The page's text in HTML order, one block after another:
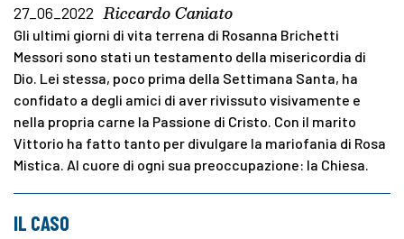
27_06_2022 Riccardo Caniato
Gli ultimi giorni di vita terrena di Rosanna Brichetti
Messori sono stati un testamento della misericordia di
Dio. Lei stessa, poco prima della Settimana Santa, ha
confidato a degli amici di aver rivissuto visivamente e
nella propria carne la Passione di Cristo. Con il marito
Vittorio ha fatto tanto per divulgare la mariofania di Rosa
Mistica. Al cuore di ogni sua preoccupazione: la Chiesa.
IL CASO